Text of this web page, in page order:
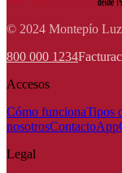
© 2024 Montepío Luz
800 000 1234
Accesos
Cómo funcionaTipos
nosotrosContactoApp
Legal